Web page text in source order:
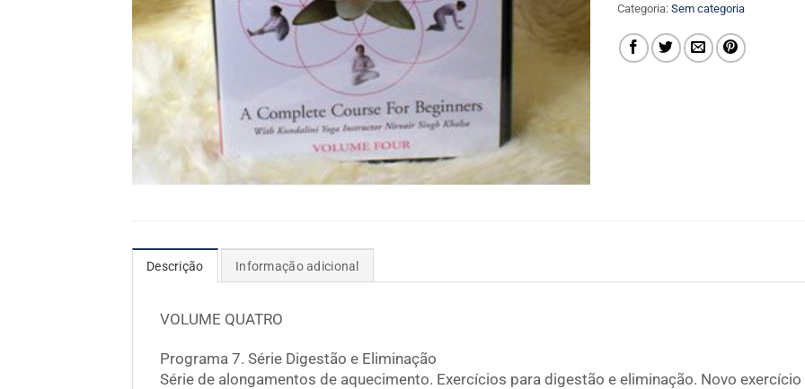
Categoria: Sem categoria
Descrição Informação adicional
VOLUME QUATRO
Programa 7. Série Digestão e Eliminação
Série de alongamentos de aquecimento. Exercícios para digestão e eliminação. Novo